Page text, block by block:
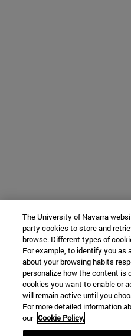
The University of Navarra
party cookies to store and
browse. Different types of
For example, to identify you as
about your browsing habits
personalize how the content is
cookies you want to enable or
will remain active until you
For more detailed information
our Cookie Policy.